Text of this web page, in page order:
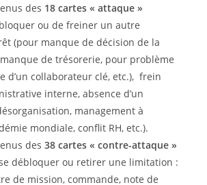
des 18 cartes « attaque »
ou de freiner un autre
(pour manque de décision de la
de trésorerie, pour problème
d’un collaborateur clé, etc.), frein
interne, absence d’un
management à
mondiale, conflit RH, etc.).
des38 cartes « contre-attaque »
débloquer ou retirer une limitation :
de mission, commande, note de